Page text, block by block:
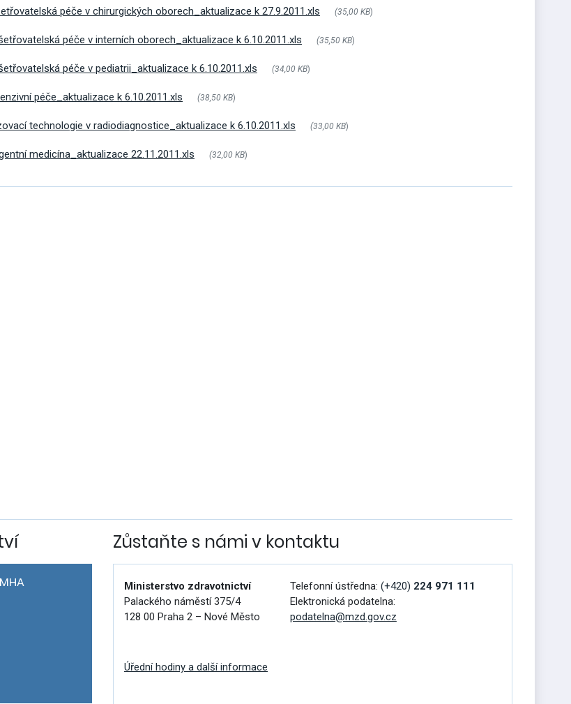
péče v chirurgických oborech_aktualizace k 27.9.2011.xls (35,00 KB)
péče v interních oborech_aktualizace k 6.10.2011.xls (35,50 KB)
péče v pediatrii_aktualizace k 6.10.2011.xls (34,00 KB)
péče_aktualizace k 6.10.2011.xls (38,50 KB)
technologie v radiodiagnostice_aktualizace k 6.10.2011.xls (33,00 KB)
medicína_aktualizace 22.11.2011.xls (32,00 KB)
Zůstaňte s námi v kontaktu
Ministerstvo zdravotnictví
Palackého náměstí 375/4
128 00 Praha 2 – Nové Město
Telefonní ústředna: (+420) 224 971 111
Elektronická podatelna:
podatelna@mzd.gov.cz
Úřední hodiny a další informace